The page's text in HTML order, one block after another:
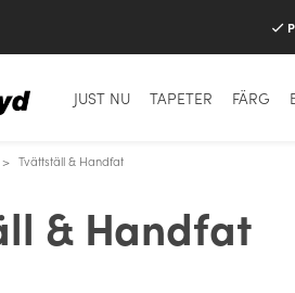
JUST NU TAPETER FÄRG
> Tvättställ & Handfat
& Handfat